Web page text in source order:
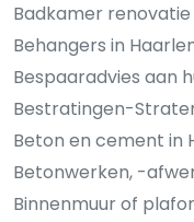
Badkamer
Behangers in
Bespaaradvies aan
Bestratingen-
Beton en cement in
Betonwerken, -
Binnenmuur of